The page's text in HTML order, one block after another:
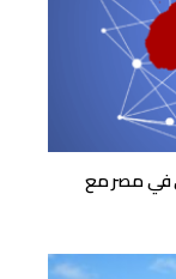
في مصر مع